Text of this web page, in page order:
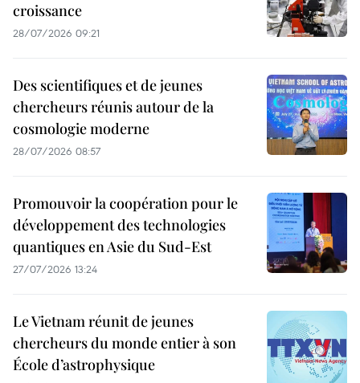
croissance
28/07/2026 09:21
Des scientifiques et de jeunes
chercheurs réunis autour de la
cosmologie moderne
28/07/2026 08:57
Promouvoir la coopération pour le
développement des technologies
quantiques en Asie du Sud-Est
27/07/2026 13:24
Le Vietnam réunit de jeunes
chercheurs du monde entier à son
École d’astrophysique